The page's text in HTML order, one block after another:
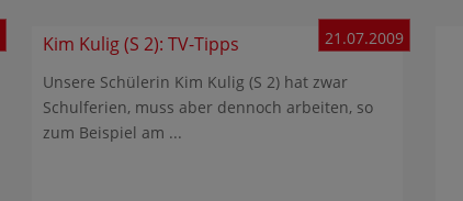
Kim Kulig (S 2): TV-Tipps 21.07.2009
Unsere Schülerin Kim Kulig (S 2) hat zwar
Schulferien, muss aber dennoch arbeiten, so
zum Beispiel am ...